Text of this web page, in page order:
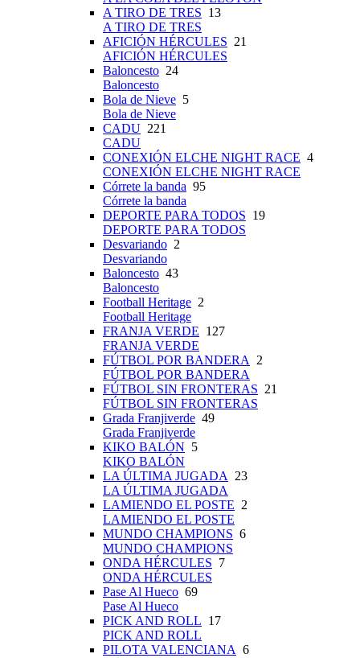
A TIRO DE TRES 13
A TIRO DE TRES
AFICIÓN HÉRCULES 21
AFICIÓN HÉRCULES
Baloncesto 24
Baloncesto
Bola de Nieve 5
Bola de Nieve
CADU 221
CADU
CONEXIÓN ELCHE NIGHT RACE 4
CONEXIÓN ELCHE NIGHT RACE
Córrete la banda 95
Córrete la banda
DEPORTE PARA TODOS 19
DEPORTE PARA TODOS
Desvariando 2
Desvariando
Baloncesto 43
Baloncesto
Football Heritage 2
Football Heritage
FRANJA VERDE 127
FRANJA VERDE
FÚTBOL POR BANDERA
2
FÚTBOL POR BANDERA
FÚTBOL SIN FRONTERAS 21
FÚTBOL SIN FRONTERAS
Grada Franjiverde 49
Grada Franjiverde
KIKO BALÓN 5
KIKO BALÓN
LA ÚLTIMA JUGADA
23
LA ÚLTIMA JUGADA
LAMIENDO EL POSTE 2
LAMIENDO EL POSTE
MUNDO CHAMPIONS 6
MUNDO CHAMPIONS
ONDA HÉRCULES 7
ONDA HÉRCULES
Pase Al Hueco 69
Pase Al Hueco
PICK AND ROLL 17
PICK AND ROLL
PILOTA VALENCIANA 6